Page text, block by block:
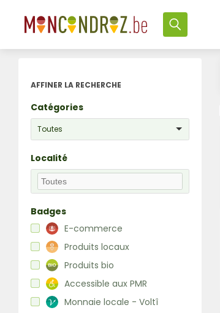
AFFINER LA RECHERCHE
Catégories
Toutes
Localité
Badges
E-commerce
Produits locaux
Produits bio
Accessible aux PMR
Monnaie locale - Voltî